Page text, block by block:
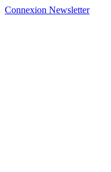
Connexion Newsletter